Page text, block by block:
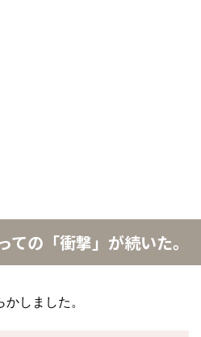
の「衝撃」が続いた。
しました。